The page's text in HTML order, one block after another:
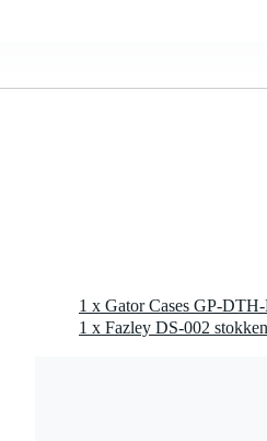
1 x Fazley DS-002